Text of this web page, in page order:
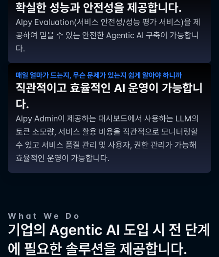
확실한 성능과 안전성을 제공합니다.
Alpy Evaluation(서비스 안전성/성능 평가 서비스)을 제
공하여 믿을 수 있는 안전한 Agentic AI 구축이 가능합니
다.
매일 얼마가 드는지, 무슨 문제가 있는지 쉽게 알아야 하니까
직관적이고 효율적인 AI 운영이 가능합니
다.
Alpy Admin이 제공하는 대시보드에서 사용하는 LLM의
토큰 소모량, 서비스 활용 비용을 직관적으로 모니터링할
수 있고 서비스 품질 관리 및 사용자, 권한 관리가 가능해
효율적인 운영이 가능합니다.
What We Do
기업의 Agentic AI 도입 시 전 단계
에 필요한 솔루션을 제공합니다.